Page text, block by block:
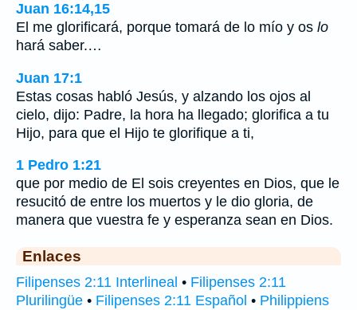
Juan 16:14,15
El me glorificará, porque tomará de lo mío y os lo
hará saber.…
Juan 17:1
Estas cosas habló Jesús, y alzando los ojos al
cielo, dijo: Padre, la hora ha llegado; glorifica a tu
Hijo, para que el Hijo te glorifique a ti,
1 Pedro 1:21
que por medio de El sois creyentes en Dios, que le
resucitó de entre los muertos y le dio gloria, de
manera que vuestra fe y esperanza sean en Dios.
Enlaces
Filipenses 2:11 Interlineal • Filipenses 2:11
Plurilingüe • Filipenses 2:11 Español • Philippiens